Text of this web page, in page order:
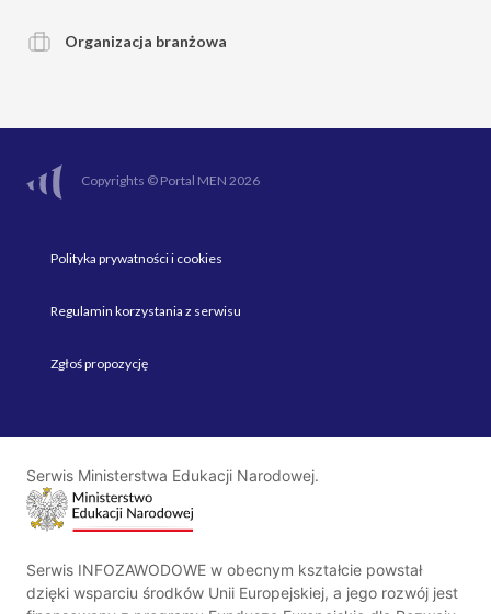
Organizacja branżowa
Copyrights © Portal MEN 2026
Polityka prywatności i cookies
Regulamin korzystania z serwisu
Zgłoś propozycję
Serwis Ministerstwa Edukacji Narodowej.
Serwis INFOZAWODOWE w obecnym kształcie powstał
dzięki wsparciu środków Unii Europejskiej, a jego rozwój jest